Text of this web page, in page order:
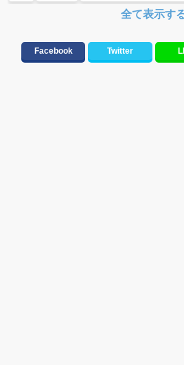
テンションが上がる歌&盛り上がる曲 メロ
元気が出る歌・やる気が出る曲・明るい曲・
全て表示す
Facebook Twitter